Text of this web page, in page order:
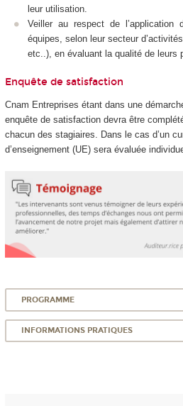
leur utilisation.
Veiller au respect de l’application
équipes, selon leur secteur
etc..), en évaluant la qualité de leurs
Enquête de satisfaction
Cnam Entreprises étant dans une
enquête de satisfaction devra être
chacun des stagiaires. Dans le cas d’un
d’enseignement (UE) sera évaluée
PROGRAMME
INFORMATIONS PRATIQUES